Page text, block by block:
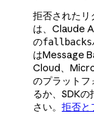
拒否されたリ
は、Claude
のfallbacks
はMessage
Cloud、
のプラットフ
るか、SDK
さい。 拒否と